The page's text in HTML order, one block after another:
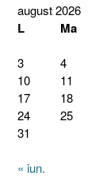
august 2026
L Ma
3
4
10
11
17
18
24
25
31
« iun.